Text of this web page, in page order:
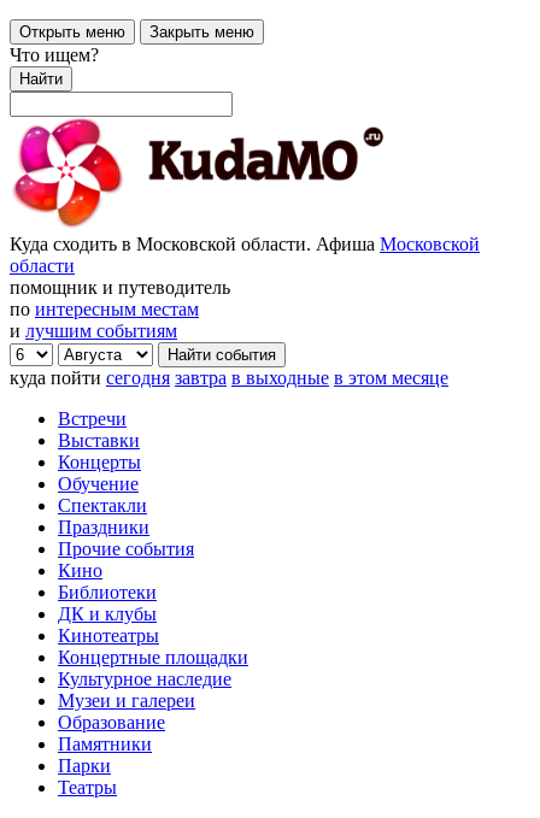
Открыть меню Закрыть меню
Что ищем?
Найти
Куда сходить в Московской области. Афиша Московской
области
помощник и путеводитель
по интересным местам
и лучшим событиям
куда пойти сегодня завтра в выходные в этом месяце
Встречи
Выставки
Концерты
Обучение
Спектакли
Праздники
Прочие события
Кино
Библиотеки
ДК и клубы
Кинотеатры
Концертные площадки
Культурное наследие
Музеи и галереи
Образование
Памятники
Парки
Театры